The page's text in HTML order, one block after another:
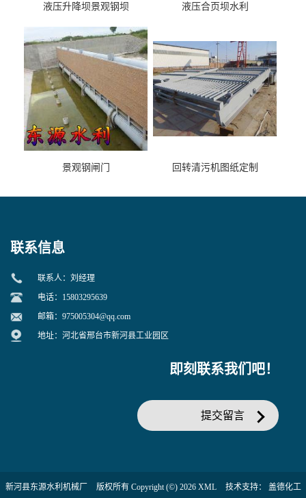
液压升降坝景观钢坝 液压合页坝水利
景观钢闸门 回转清污机图纸定制
联系信息
联系人：刘经理
电话：15803295639
邮箱： 975005304@qq.com
地址：河北省邢台市新河县工业园区
即刻联系我们吧！
提交留言
新河县东源水利机械厂 版权所有 Copyright (©) 2026 XML 技术支持： 盖德化工